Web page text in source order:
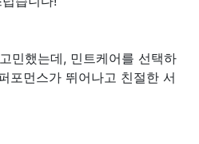
민했는데, 민트케어를 선택하
포먼스가 뛰어나고 친절한 서